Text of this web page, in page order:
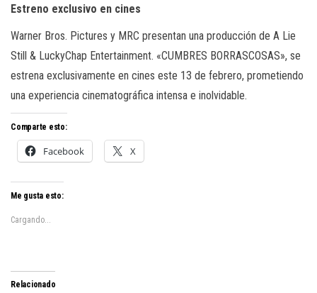
Estreno exclusivo en cines
Warner Bros. Pictures y MRC presentan una producción de A Lie
Still & LuckyChap Entertainment. «CUMBRES BORRASCOSAS», se
estrena exclusivamente en cines este 13 de febrero, prometiendo
una experiencia cinematográfica intensa e inolvidable.
Comparte esto:
Facebook X
Me gusta esto:
Cargando...
Relacionado